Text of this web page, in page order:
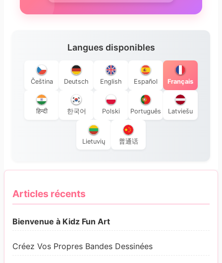
Langues disponibles
Čeština Deutsch English Español Français
हिन्दी 한국어 Polski Português Latviešu
Lietuvių 普通话
Articles récents
Bienvenue à Kidz Fun Art
Créez Vos Propres Bandes Dessinées